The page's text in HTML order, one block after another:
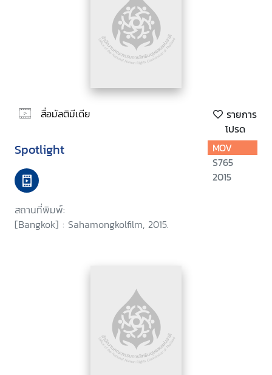
สื่อมัลติมีเดีย
รายการ
โปรด
Spotlight
สถานที่พิมพ์:
[Bangkok] : Sahamongkolfilm, 2015.
MOV
S765
2015